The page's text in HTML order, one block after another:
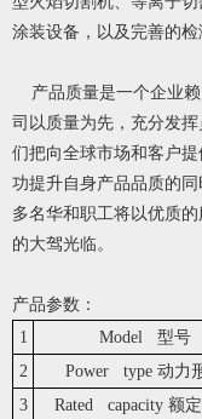
涂装设备，以及完善的检
产品质量是一个企业赖
司以质量为先，充分发
们把向全球市场和客户
功提升自身产品品质的
多名华和职工将以优质
的大驾光临。
产品参数：
1
Model 型号
2
Power type 动力
3
Rated capacity 额